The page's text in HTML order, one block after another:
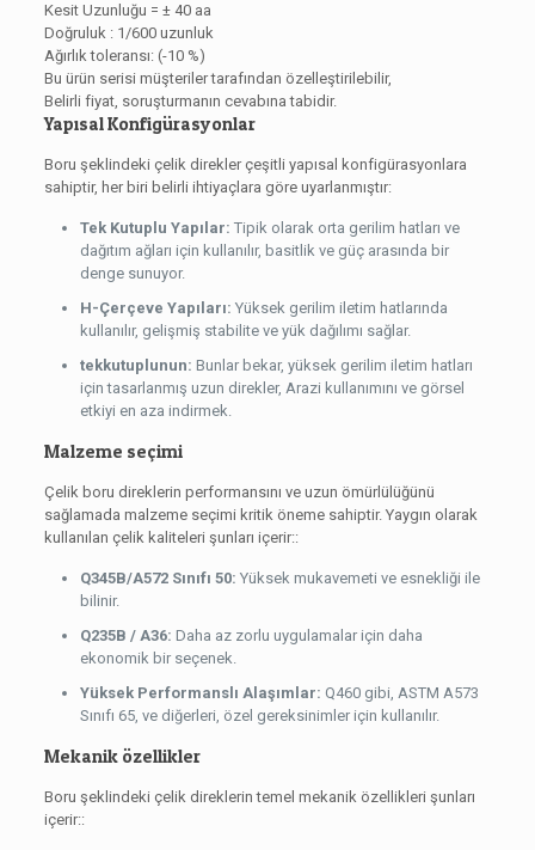
Kesit Uzunluğu = ± 40 aa
Doğruluk : 1/600 uzunluk
Ağırlık toleransı: (-10 %)
Bu ürün serisi müşteriler tarafından özelleştirilebilir,
Belirli fiyat, soruşturmanın cevabına tabidir.
Yapısal Konfigürasyonlar
Boru şeklindeki çelik direkler çeşitli yapısal konfigürasyonlara
sahiptir, her biri belirli ihtiyaçlara göre uyarlanmıştır:
Tek Kutuplu Yapılar: Tipik olarak orta gerilim hatları ve
dağıtım ağları için kullanılır, basitlik ve güç arasında bir
denge sunuyor.
H-Çerçeve Yapıları: Yüksek gerilim iletim hatlarında
kullanılır, gelişmiş stabilite ve yük dağılımı sağlar.
tekkutuplunun: Bunlar bekar, yüksek gerilim iletim hatları
için tasarlanmış uzun direkler, Arazi kullanımını ve görsel
etkiyi en aza indirmek.
Malzeme seçimi
Çelik boru direklerin performansını ve uzun ömürlülüğünü
sağlamada malzeme seçimi kritik öneme sahiptir. Yaygın olarak
kullanılan çelik kaliteleri şunları içerir::
Q345B/A572 Sınıfı 50: Yüksek mukavemeti ve esnekliği ile
bilinir.
Q235B / A36: Daha az zorlu uygulamalar için daha
ekonomik bir seçenek.
Yüksek Performanslı Alaşımlar: Q460 gibi, ASTM A573
Sınıfı 65, ve diğerleri, özel gereksinimler için kullanılır.
Mekanik özellikler
Boru şeklindeki çelik direklerin temel mekanik özellikleri şunları
içerir::